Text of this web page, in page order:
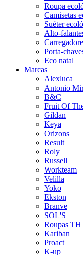
Roupa
Camisetas
Suéter
Alto-
Porta-
Eco natal
Marcas
Alexluca
Antonio
B&C
Fruit Of
Gildan
Keya
Orizons
Result
Roly
Russell
Workteam
Velilla
Yoko
Ekston
Branve
SOL'S
Roupas TH
Kariban
Proact
K-up